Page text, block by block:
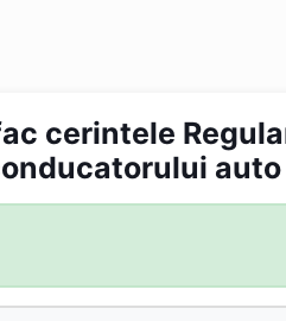
cerintele